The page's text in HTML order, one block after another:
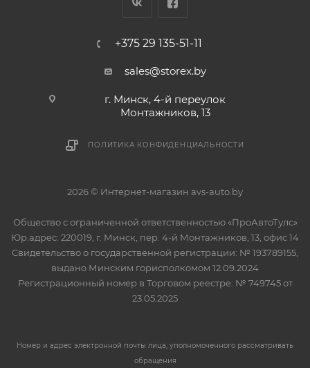
+375 29 135-51-11
sales@storex.by
г. Минск, 4-й переулок
Монтажников, 13
ПОЛИТИКА КОНФИДЕНЦИАЛЬНОСТИ
2026 © Интернет-магазин avs-auto.by
Общество с ограниченной ответственностью «ПроАвтоТулс»
Юр.адрес: 220019, г. Минск, пер. 4-й Монтажников, 13, офис 14
Свидетельство о государственной регистрации: № 193789155,
выдано Минским горисполкомом 12.09.2024
Регистрационный номер в Торговом реестре: № 749745 от
23.05.2025
Номер и адрес электронной почты лица, уполномоченного рассматривать
обращения